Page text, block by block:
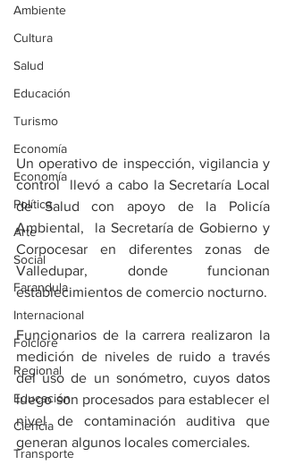
Ambiente
Cultura
Salud
Educación
Turismo
Economía
Economía
Política
Arte
Social
Farandula
Internacional
Folclore
Regional
Educación
Ciencia
Transporte
Un operativo de inspección, vigilancia y
control  llevó a cabo la Secretaría Local
de Salud con apoyo de la Policía
Ambiental,  la Secretaría de Gobierno y
Corpocesar en diferentes zonas de
Valledupar, donde funcionan
Funcionarios de la carrera realizaron la
medición de niveles de ruido a través
del uso de un sonómetro, cuyos datos
luego son procesados para establecer el
nivel de contaminación auditiva que
generan algunos locales comerciales.